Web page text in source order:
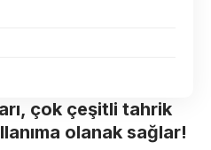
çok çeşitli tahrik
olanak sağlar!